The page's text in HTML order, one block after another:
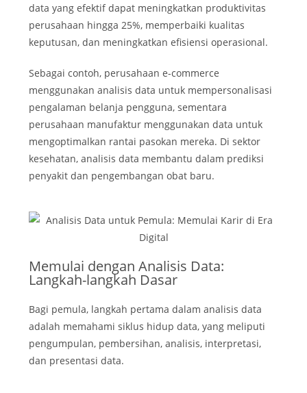
data yang efektif dapat meningkatkan produktivitas
perusahaan hingga 25%, memperbaiki kualitas
keputusan, dan meningkatkan efisiensi operasional.
Sebagai contoh, perusahaan e-commerce
menggunakan analisis data untuk mempersonalisasi
pengalaman belanja pengguna, sementara
perusahaan manufaktur menggunakan data untuk
mengoptimalkan rantai pasokan mereka. Di sektor
kesehatan, analisis data membantu dalam prediksi
penyakit dan pengembangan obat baru.
Memulai dengan Analisis Data:
Langkah-langkah Dasar
Bagi pemula, langkah pertama dalam analisis data
adalah memahami siklus hidup data, yang meliputi
pengumpulan, pembersihan, analisis, interpretasi,
dan presentasi data.